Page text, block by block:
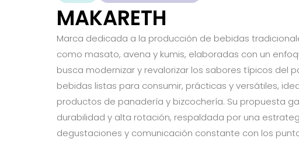
MAKARETH
Marca dedicada a la producción de bebidas
como masato, avena y kumis, elaboradas con un
busca modernizar y revalorizar los sabores típicos del
bebidas listas para consumir, prácticas y versátiles,
productos de panadería y bizcochería. Su propuesta
durabilidad y alta rotación, respaldada por una
degustaciones y comunicación constante con los